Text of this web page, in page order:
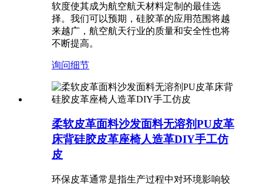
软度使其成为航空航天材料定制的最佳选
择。我们可以预期，硅胶革的应用范围将越
来越广，航空航天行业的质量和安全性也将
不断提高。
询问细节
柔软皮革面料沙发面料无溶剂PU皮革
床背硅胶皮革座椅人造革DIY手工仿
皮
环保皮革通常是指生产过程中对环境影响较